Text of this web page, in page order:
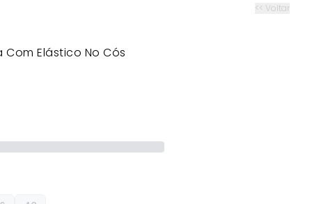
<< Voltar
Elástico No Cós